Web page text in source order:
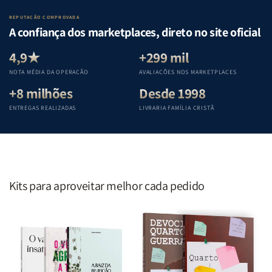
Lar
|
Equipe
Teológica
Penkal
|
Equipe
Penkal
|
Equipe
Teológica
Penkal
Equipe
REPUTAÇÃO COMPROVADA
A confiança dos marketplaces, direto no site oficial
4,9★
NOTA MÉDIA DA OPERAÇÃO
+299 mil
AVALIAÇÕES NOS MARKETPLACES
+8 milhões
ENTREGAS REALIZADAS
Desde 1998
LIVRARIA FAMÍLIA CRISTÃ
Kits para aproveitar melhor cada pedido